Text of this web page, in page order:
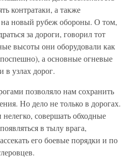
контратаки, а также
на новый рубеж обороны. О том,
за дороги, говорил тот
высоты они оборудовали как
а основные огневые
в узлах дорог.
позволяло нам сохранить
Но дело не только в дорогах.
совершать обходные
в тылу врага,
его боевые порядки и по